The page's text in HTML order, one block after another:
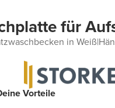
für
in Weiß|
Vorteile